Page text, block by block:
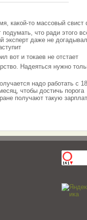
какой-то массовый свист
что ради этого
эксперт даже не
вот и токаев не отстает
Надеяться нужно
надо работать с
чтобы достичь порога
получают такую